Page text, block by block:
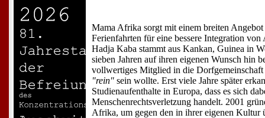
Mama Afrika sorgt mit einem breiten
Ferienfahrten für eine bessere Integration
Hadja Kaba stammt aus Kankan, Guinea in
sieben Jahren auf ihren eigenen Wunsch hin
vollwertiges Mitglied in die
"rein" sein wollte. Erst viele Jahre später
Studienaufenthalte in Europa, dass es sich
Menschenrechtsverletzung handelt. 2001
Afrika, um gegen den in ihrer eigenen Kultur